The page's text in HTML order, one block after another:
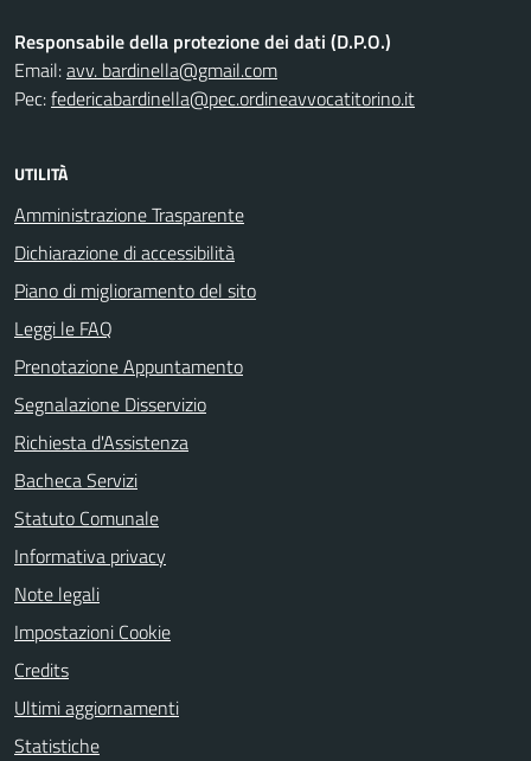
Responsabile della protezione dei dati (D.P.O.)
Email:avv. bardinella@gmail.com
Pec:federicabardinella@pec.ordineavvocatitorino.it
UTILITÀ
Amministrazione Trasparente
Dichiarazione di accessibilità
Piano di miglioramento del sito
Leggi le FAQ
Prenotazione Appuntamento
Segnalazione Disservizio
Richiesta d'Assistenza
Bacheca Servizi
Statuto Comunale
Informativa privacy
Note legali
Impostazioni Cookie
Credits
Ultimi aggiornamenti
Statistiche